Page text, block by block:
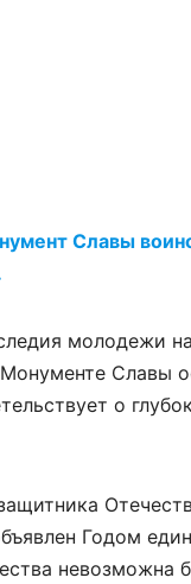
Славы
молодежи
Славы
о
Годом
невозможна